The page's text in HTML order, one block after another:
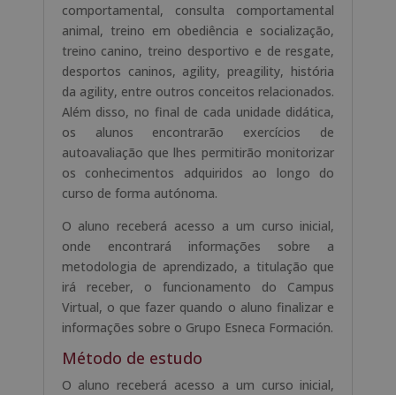
comportamental, consulta comportamental
animal, treino em obediência e socialização,
treino canino, treino desportivo e de resgate,
desportos caninos, agility, preagility, história
da agility, entre outros conceitos relacionados.
Além disso, no final de cada unidade didática,
os alunos encontrarão exercícios de
autoavaliação que lhes permitirão monitorizar
os conhecimentos adquiridos ao longo do
curso de forma autónoma.
O aluno receberá acesso a um curso inicial,
onde encontrará informações sobre a
metodologia de aprendizado, a titulação que
irá receber, o funcionamento do Campus
Virtual, o que fazer quando o aluno finalizar e
informações sobre o Grupo Esneca Formación.
Método de estudo
O aluno receberá acesso a um curso inicial,